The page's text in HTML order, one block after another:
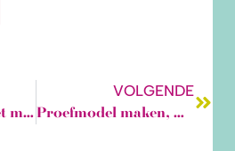
Kleur, wat doet het met en voor je?
VOLGENDE
Proefmodel maken, moet dat nou echt?